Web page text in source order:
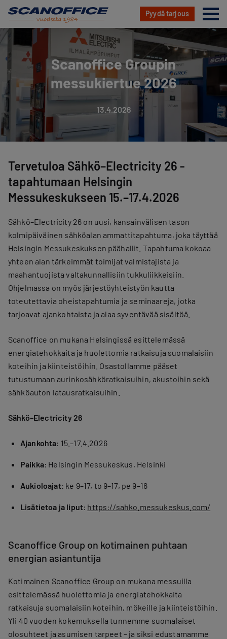
Hyppää
sisältöön
Pyydä tarjous
Scanoffice Groupin
messukiertue 2026
13.4.2026
Tervetuloa Sähkö–Electricity 26 -
tapahtumaan Helsingin
Messukeskukseen 15.–17.4.2026
Sähkö–Electricity 26 on uusi, kansainvälisen tason
kolmipäiväinen sähköalan ammattitapahtuma, joka täyttää
Helsingin Messukeskuksen päähallit. Tapahtuma kokoaa
yhteen alan tärkeimmät toimijat valmistajista ja
maahantuojista valtakunnallisiin tukkuliikkeisiin.
Ohjelmassa on myös järjestöyhteistyön kautta
toteutettavia oheistapahtumia ja seminaareja, jotka
tarjoavat ajankohtaista ja alaa syventävää sisältöä.
Scanoffice on mukana Helsingissä esittelemässä
energiatehokkaita ja huolettomia ratkaisuja suomalaisiin
koteihin ja kiinteistöihin. Osastollamme pääset
tutustumaan aurinkosähköratkaisuihin, akustoihin sekä
sähköauton latausratkaisuihin.
Sähkö–Electricity 26
Ajankohta: 15.–17.4.2026
Paikka: Helsingin Messukeskus, Helsinki
Aukioloajat: ke 9–17, to 9–17, pe 9–16
Lisätietoa ja liput: https://sahko.messukeskus.com/
Scanoffice Group on kotimainen puhtaan
energian asiantuntija
Kotimainen Scanoffice Group on mukana messuilla
esittelemässä huolettomia ja energiatehokkaita
ratkaisuja suomalaisiin koteihin, mökeille ja kiinteistöihin.
Yli 40 vuoden kokemuksella tunnemme suomalaiset
olosuhteet ja asumisen tarpeet – ja siksi edustamamme